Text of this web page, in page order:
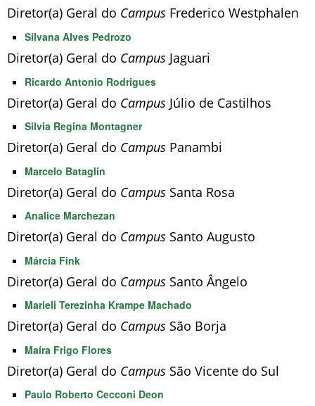
Diretor(a) Geral do Campus Frederico Westphalen
Silvana Alves Pedrozo
Diretor(a) Geral do Campus Jaguari
Ricardo Antonio Rodrigues
Diretor(a) Geral do Campus Júlio de Castilhos
Silvia Regina Montagner
Diretor(a) Geral do Campus Panambi
Marcelo Bataglin
Diretor(a) Geral do Campus Santa Rosa
Analice Marchezan
Diretor(a) Geral do Campus Santo Augusto
Márcia Fink
Diretor(a) Geral do Campus Santo Ângelo
Marieli Terezinha Krampe Machado
Diretor(a) Geral do Campus São Borja
Maíra Frigo Flores
Diretor(a) Geral do Campus São Vicente do Sul
Paulo Roberto Cecconi Deon